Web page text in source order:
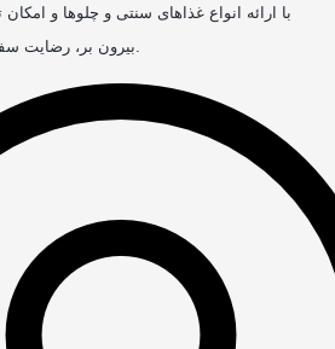
بیرون بر، رضایت سفارش دهندگان را کسب نماید.